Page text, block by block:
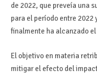
de 2022, que preveía una
para el período entre 2022
finalmente ha alcanzado
El objetivo en materia
mitigar el efecto del